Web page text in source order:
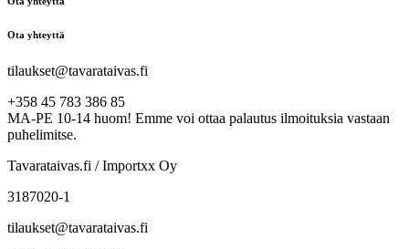
Ota yhteyttä
tilaukset@tavarataivas.fi
+358 45 783 386 85
MA-PE 10-14 huom! Emme voi ottaa palautus ilmoituksia vastaan
puhelimitse.
Tavarataivas.fi / Importxx Oy
3187020-1
tilaukset@tavarataivas.fi